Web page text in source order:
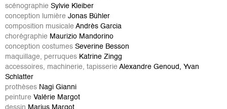
scénographie Sylvie Kleiber
conception lumière Jonas Bühler
composition musicale Andrès Garcia
chorégraphie Maurizio Mandorino
conception costumes Severine Besson
maquillage, perruques Katrine Zingg
accessoires, machinerie, tapisserie Alexandre Genoud, Yvan
Schlatter
prothèses Nagi Gianni
peinture Valérie Margot
dessin Marius Margot